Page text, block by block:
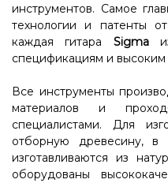
инструментов. Самое
технологии и патенты
каждая гитара Sigma
спецификациям и высоким
Все инструменты
материалов и
специалистами. Для
отборную древесину, в
изготавливаются из
оборудованы